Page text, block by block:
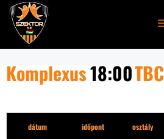
Kilépés
tartalomba
Komplexus18:00TBC
Részletek
dátum időpont osztály